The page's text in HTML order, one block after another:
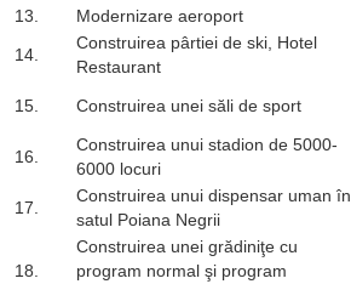
13.
Modernizare aeroport
14.
Construirea pârtiei de ski, Hotel
Restaurant
15. Construirea unei săli de sport
16.
Construirea unui stadion de 5000-
6000 locuri
17.
Construirea unui dispensar uman în
satul Poiana Negrii
18.
Construirea unei grădiniţe cu
program normal şi program